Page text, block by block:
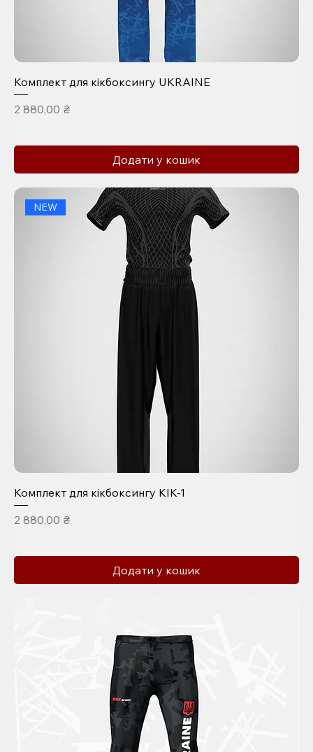
Комплект для кікбоксингу UKRAINE
Ціна
2 880,00 ₴
Додати у кошик
NEW
Комплект для кікбоксингу KIK-1
Ціна
2 880,00 ₴
Додати у кошик